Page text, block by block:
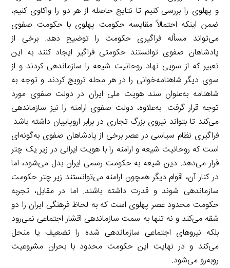
و پهلوی را بررسی کنیم تا نتایج حاصله از هر دو را واکاوی کنیم،
ضمن اینکه احتمالاً مقایسه حکومت پهلوی با حکومت صفوی
می‌تواند مسأله فراگیری حکومت را توضیح دهد. برخی از
پادشاهان صفوی توانستند حکومتی فراگیر ایجاد کنند به این
تعبیر که از سویی نهاد روحانیت شیعه را سازماندهی کردند و از
سوی دیگر شاهنامه‌خوانی را در هر محله ترویج کردند و توجه به
شاهنامه به‌عنوان سند هویت ملی ایران در دولت صفوی مورد
توجه قرار گرفت. به‌علاوه، دولت صفوی ارامنه را نیز سازماندهی
می‌کند تا بتواند نیروی بزرگ تجاری در برابر اروپاییان داشته باشد.
فراگیری نظام سیاسی در عصر برخی از پادشاهان صفوی به‌گونه‌ای
است که روحانیت شیعه و ارامنه را با هویت ایرانی در زیر یک چتر
قرار می‌دهد. دین شیعه به حکومت رسمی ایران بدل می‌شود، اما
در کنار آن، اقوام دیگر همچون ارامنه می‌توانستند زیر چتر حکومت
سازماندهی شوند و قدرت داشته باشند. اما در مقابل، تجربه
حکومت محدود عصر پهلوی است که به لحاظ فرهنگی ایران را دو
شقه می‌کند و نه تنها به سمت سازماندهی اقشار اجتماعی نمی‌رود
بلکه نیروهای اجتماعی سازماندهی شده را تضعیف یا منحل
می‌کند و در نهایت این حکومت محدود با بحران مشروعیت
روبه‌رو می‌شود.